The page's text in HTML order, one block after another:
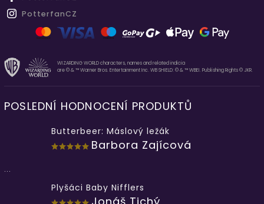
PotterfanCZ
WIZARDING WORLD characters, names and related indicia
are © & ™ Warner Bros. Entertainment Inc. WB SHIELD: © & ™ WBEI. Publishing Rights © JKR.
POSLEDNÍ HODNOCENÍ PRODUKTŮ
Butterbeer: Máslový ležák
Barbora Zajícová
...
Plyšáci Baby Nifflers